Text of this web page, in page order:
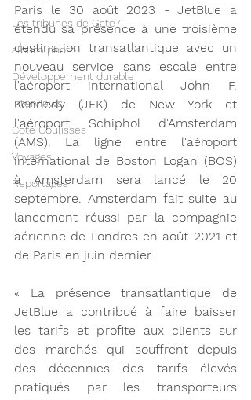
Les tribunes de Gate7
album photo
Développement durable
Interviews
Coté Coulisses
Voyages
Reportages
Paris le 30 août 2023 - JetBlue a
étendu sa présence à une troisième
destination transatlantique avec un
nouveau service sans escale entre
l'aéroport international John F.
Kennedy (JFK) de New York et
l'aéroport Schiphol d'Amsterdam
(AMS). La ligne entre l'aéroport
international de Boston Logan (BOS)
à Amsterdam sera lancé le 20
septembre. Amsterdam fait suite au
lancement réussi par la compagnie
aérienne de Londres en août 2021 et
de Paris en juin dernier.
« La présence transatlantique de
JetBlue a contribué à faire baisser
les tarifs et profite aux clients sur
des marchés qui souffrent depuis
des décennies des tarifs élevés
pratiqués par les transporteurs